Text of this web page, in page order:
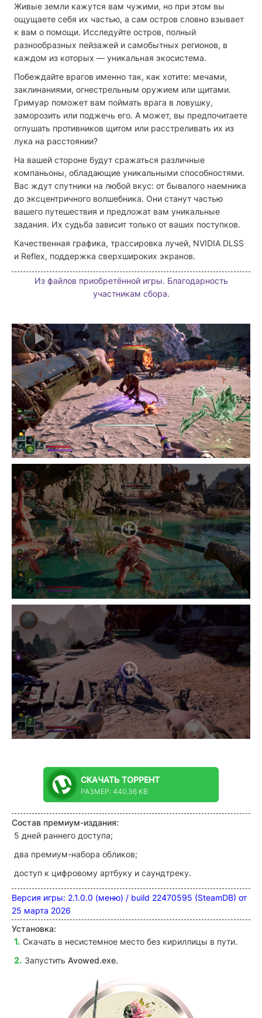
Живые земли кажутся вам чужими, но при этом вы
ощущаете себя их частью, а сам остров словно взывает
к вам о помощи. Исследуйте остров, полный
разнообразных пейзажей и самобытных регионов, в
каждом из которых — уникальная экосистема.
Побеждайте врагов именно так, как хотите: мечами,
заклинаниями, огнестрельным оружием или щитами.
Гримуар поможет вам поймать врага в ловушку,
заморозить или поджечь его. А может, вы предпочитаете
оглушать противников щитом или расстреливать их из
лука на расстоянии?
На вашей стороне будут сражаться различные
компаньоны, обладающие уникальными способностями.
Вас ждут спутники на любой вкус: от бывалого наемника
до эксцентричного волшебника. Они станут частью
вашего путешествия и предложат вам уникальные
задания. Их судьба зависит только от ваших поступков.
Качественная графика, трассировка лучей, NVIDIA DLSS
и Reflex, поддержка сверхшироких экранов.
Из файлов приобретённой игры. Благодарность
участникам сбора.
СКАЧАТЬ ТОРРЕНТ
РАЗМЕР: 440.36 KB
Состав премиум-издания:
5 дней раннего доступа;
два премиум-набора обликов;
доступ к цифровому артбуку и саундтреку.
Версия игры: 2.1.0.0 (меню) / build 22470595 (SteamDB) от
25 марта 2026
Установка:
Скачать в несистемное место без кириллицы в пути.
Запустить Avowed.exe.